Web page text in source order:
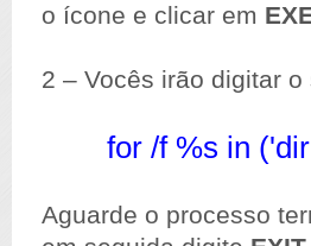
o ícone e clicar em
2 – Vocês irão digitar
for /f %s in
Aguarde o processo